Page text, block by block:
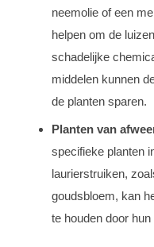
neemolie of een
helpen om de
schadelijke
middelen kunnen
de planten sparen.
Planten van
specifieke planten
laurierstruiken,
goudsbloem, kan
te houden door